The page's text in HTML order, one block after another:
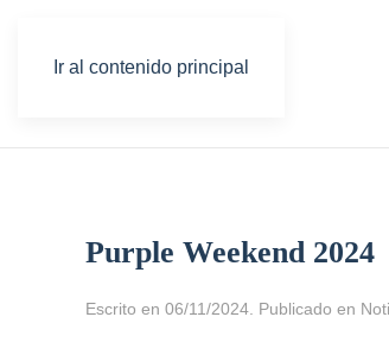
Ir al contenido principal
Purple Weekend 2024
Escrito en 06/11/2024 . Publicado en